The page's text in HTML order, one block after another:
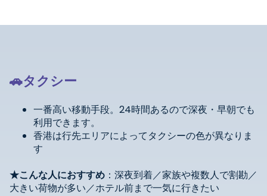
🚗タクシー
一番高い移動手段。 24時間あるので深夜・早朝でも
利用できます。
香港は行先エリアによってタクシーの色が異なりま
す
★こんな人におすすめ ：深夜到着／家族や複数人で割勘／
大きい荷物が多い／ホテル前まで一気に行きたい